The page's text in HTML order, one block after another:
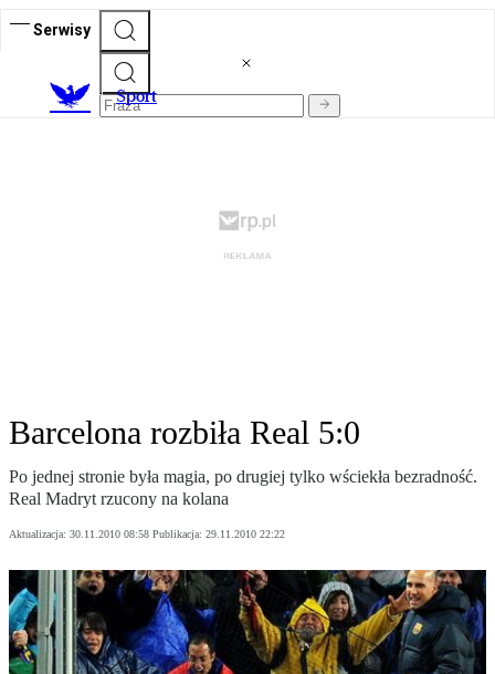
Serwisy
Sport
Barcelona rozbiła Real 5:0
Po jednej stronie była magia, po drugiej tylko wściekła bezradność.
Real Madryt rzucony na kolana
Aktualizacja: 30.11.2010 08:58 Publikacja: 29.11.2010 22:22